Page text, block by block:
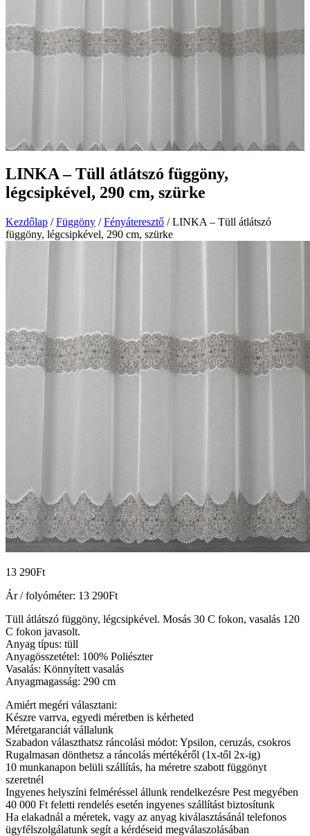
LINKA – Tüll átlátszó függöny,
légcsipkével, 290 cm, szürke
Kezdőlap /Függöny /Fényáteresztő / LINKA – Tüll átlátszó
függöny, légcsipkével, 290 cm, szürke
13 290Ft
Ár / folyóméter: 13 290Ft
Tüll átlátszó függöny, légcsipkével. Mosás 30 C fokon, vasalás 120
C fokon javasolt.
Anyag típus: tüll
Anyagösszetétel: 100% Poliészter
Vasalás: Könnyített vasalás
Anyagmagasság: 290 cm
Amiért megéri választani:
Készre varrva, egyedi méretben is kérheted
Méretgaranciát vállalunk
Szabadon választhatsz ráncolási módot: Ypsilon, ceruzás, csokros
Rugalmasan dönthetsz a ráncolás mértékéről (1x-től 2x-ig)
10 munkanapon belüli szállítás, ha méretre szabott függönyt
szeretnél
Ingyenes helyszíni felméréssel állunk rendelkezésre Pest megyében
40 000 Ft feletti rendelés esetén ingyenes szállítást biztosítunk
Ha elakadnál a méretek, vagy az anyag kiválasztásánál telefonos
ügyfélszolgálatunk segít a kérdéseid megválaszolásában